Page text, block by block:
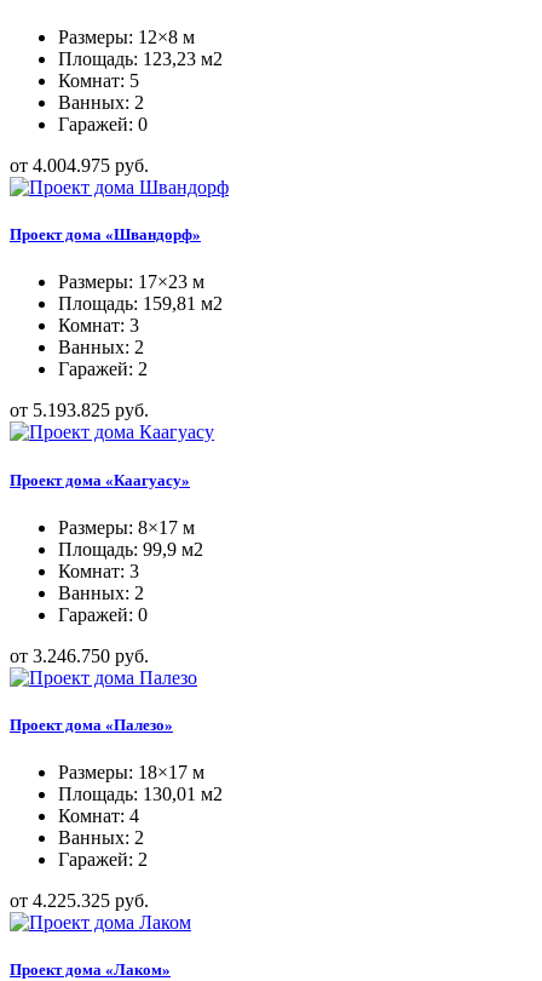
Размеры: 12×8 м
Площадь: 123,23 м2
Комнат: 5
Ванных: 2
Гаражей: 0
от 4.004.975 руб.
Проект дома «Швандорф»
Размеры: 17×23 м
Площадь: 159,81 м2
Комнат: 3
Ванных: 2
Гаражей: 2
от 5.193.825 руб.
Проект дома «Каагуасу»
Размеры: 8×17 м
Площадь: 99,9 м2
Комнат: 3
Ванных: 2
Гаражей: 0
от 3.246.750 руб.
Проект дома «Палезо»
Размеры: 18×17 м
Площадь: 130,01 м2
Комнат: 4
Ванных: 2
Гаражей: 2
от 4.225.325 руб.
Проект дома «Лаком»